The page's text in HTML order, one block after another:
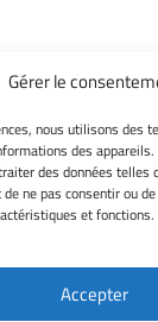
Gérer le
nous utilisons des
des
des données telles
ne pas consentir ou
et fonctions.
Accepter
légales
mes cookies
de
Policy